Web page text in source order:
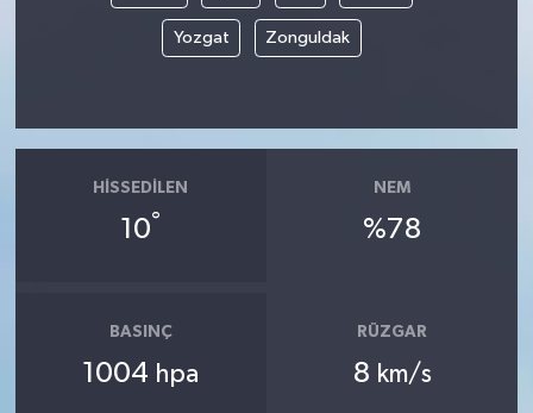
Yozgat Zonguldak
HISSEDILEN
10°
NEM
%78
BASINÇ
1004 hpa
RÜZGAR
8 km/s